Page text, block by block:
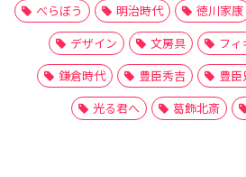
べらぼう
明治時代 徳川家康
デザイン
文房具 フィ
鎌倉時代
豊臣秀吉 豊臣
光る君へ
葛飾北斎